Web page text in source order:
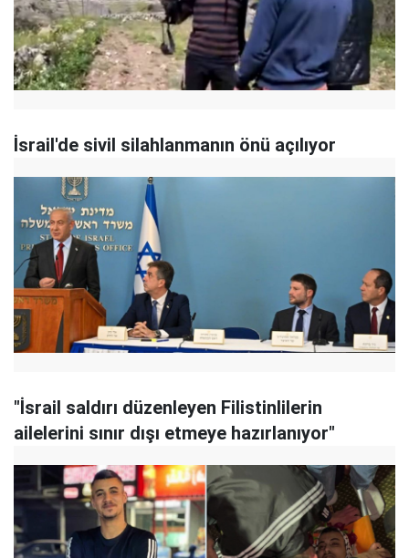
İsrail'de sivil silahlanmanın önü açılıyor
"İsrail saldırı düzenleyen Filistinlilerin
ailelerini sınır dışı etmeye hazırlanıyor"